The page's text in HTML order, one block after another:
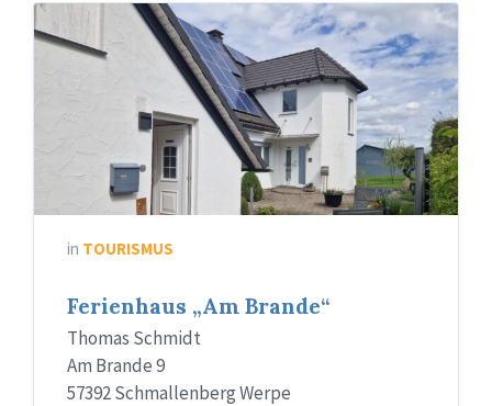
in TOURISMUS
Ferienhaus „Am Brande“
Thomas Schmidt
Am Brande 9
57392 Schmallenberg Werpe